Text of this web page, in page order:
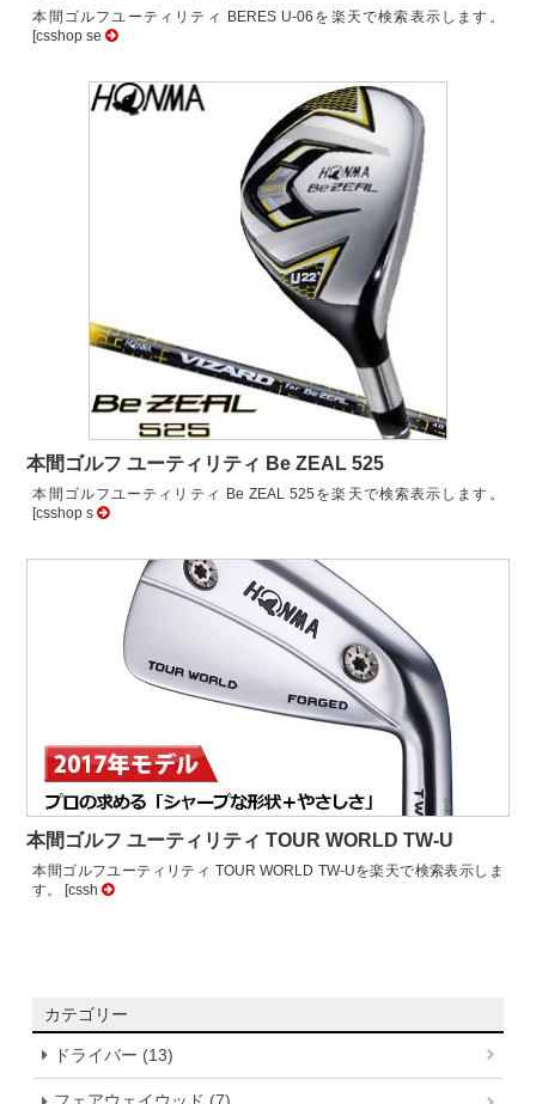
本間ゴルフユーティリティ BERES U-06を楽天で検索表示します。
[csshop se
本間ゴルフ ユーティリティ Be ZEAL 525
本間ゴルフユーティリティ Be ZEAL 525を楽天で検索表示します。
[csshop s
本間ゴルフ ユーティリティ TOUR WORLD TW-U
本間ゴルフユーティリティ TOUR WORLD TW-Uを楽天で検索表示しま
す。 [cssh
カテゴリー
ドライバー (13)